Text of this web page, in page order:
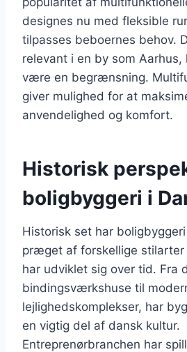
designes nu med fleksible
tilpasses beboernes behov.
relevant i en by som Aarhus,
være en begrænsning.
giver mulighed for at
anvendelighed og komfort.
Historisk
boligbyggeri i
Historisk set har
præget af forskellige stilarter
har udviklet sig over tid. Fra
bindingsværkshuse til
lejlighedskomplekser, har
en vigtig del af dansk kultur.
Entreprenørbranchen har